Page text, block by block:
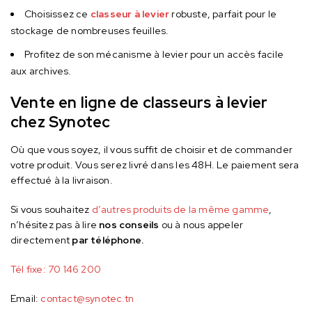
Choisissez ce classeur à levierrobuste, parfait pour le
stockage de nombreuses feuilles.
Profitez de son mécanisme à levier pour un accès facile
aux archives.
Vente en ligne de classeurs à levier
chez Synotec
Où que vous soyez, il vous suffit de choisir et de commander
votre produit. Vous serez livré dans les 48H. Le paiement sera
effectué à la livraison.
Si vous souhaitez d’autres produits de la même gamme,
n’hésitez pas à lire nos conseils ou à nous appeler
directement par téléphone.
Tél fixe: 70 146 200
Email: contact@synotec.tn